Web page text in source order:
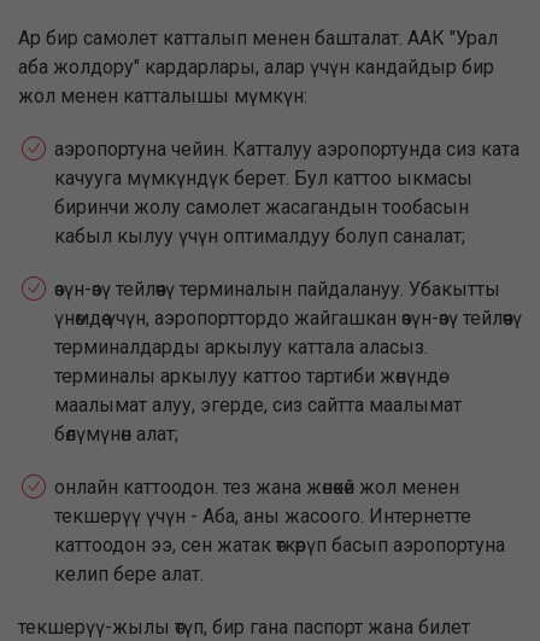
Ар бир самолет катталып менен башталат. ААК "Урал
аба жолдору" кардарлары, алар үчүн кандайдыр бир
жол менен катталышы мүмкүн:
аэропортуна чейин. Катталуу аэропортунда сиз ката
качууга мүмкүндүк берет. Бул каттоо ыкмасы
биринчи жолу самолет жасагандын тообасын
кабыл кылуу үчүн оптималдуу болуп саналат;
өзүн-өзү тейлөөчү терминалын пайдалануу. Убакытты
үнөмдөө үчүн, аэропорттордо жайгашкан өзүн-өзү тейлөөчү
терминалдарды аркылуу каттала аласыз.
терминалы аркылуу каттоо тартиби жөнүндө
маалымат алуу, эгерде, сиз сайтта маалымат
бөлүмүнөн алат;
онлайн каттоодон. тез жана жөнөкөй жол менен
текшерүү үчүн - Аба, аны жасоого. Интернетте
каттоодон ээ, сен жатак өткөрүп басып аэропортуна
келип бере алат.
текшерүү-жылы өтүп, бир гана паспорт жана билет